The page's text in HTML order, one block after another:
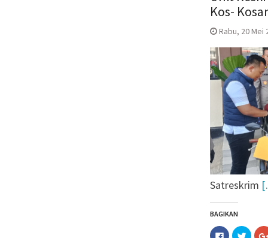
Kos-
Rabu, 20 Mei
Satreskrim
BAGIKAN
Klik Klik